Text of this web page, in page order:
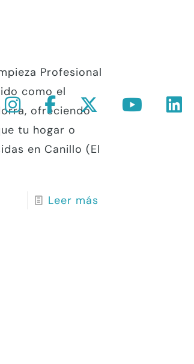
Profesional
como el
ofreciendo
tu hogar o
en Canillo (El
Leer más